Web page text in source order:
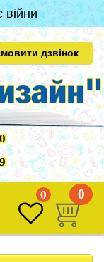
війни
дзвінок
0 0